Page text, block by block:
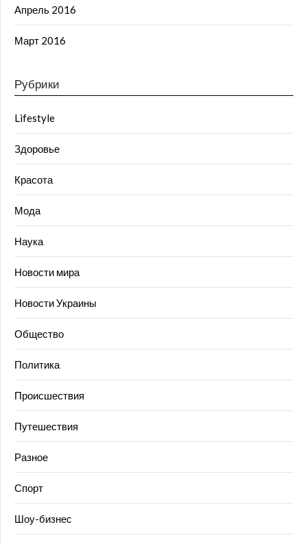
Апрель 2016
Март 2016
Рубрики
Lifestyle
Здоровье
Красота
Мода
Наука
Новости мира
Новости Украины
Общество
Политика
Происшествия
Путешествия
Разное
Спорт
Шоу-бизнес